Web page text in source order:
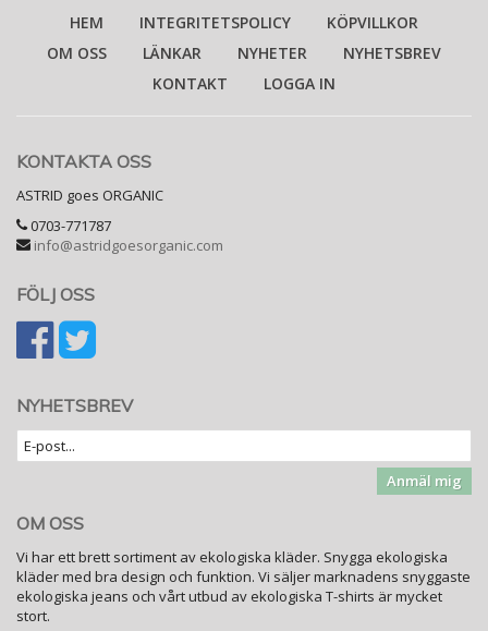
HEM INTEGRITETSPOLICY
KÖPVILLKOR
OM OSS
LÄNKAR NYHETER
NYHETSBREV
KONTAKT
LOGGA IN
KONTAKTA OSS
ASTRID goes ORGANIC
0703-771787
info@astridgoesorganic.com
FÖLJ OSS
NYHETSBREV
Anmäl mig
OM OSS
Vi har ett brett sortiment av ekologiska kläder. Snygga ekologiska
kläder med bra design och funktion. Vi säljer marknadens snyggaste
ekologiska jeans och vårt utbud av ekologiska T-shirts är mycket
stort.